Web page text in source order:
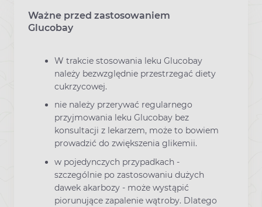
Ważne przed zastosowaniem
Ostrzeżenia dotyczące stosowania leku
Glucobay
W trakcie stosowania leku Glucobay
należy bezwzględnie przestrzegać diety
cukrzycowej.
nie należy przerywać regularnego
przyjmowania leku Glucobay bez
konsultacji z lekarzem, może to bowiem
prowadzić do zwiększenia glikemii.
w pojedynczych przypadkach -
szczególnie po zastosowaniu dużych
dawek akarbozy - może wystąpić
piorunujące zapalenie wątroby. Dlatego